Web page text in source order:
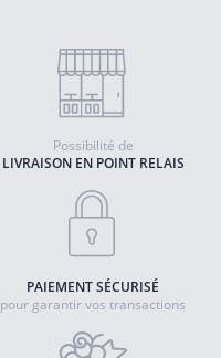
LIVRAISON EN POINT RELAIS
Possibilité de
PAIEMENT SÉCURISÉ
pour garantir vos transactions